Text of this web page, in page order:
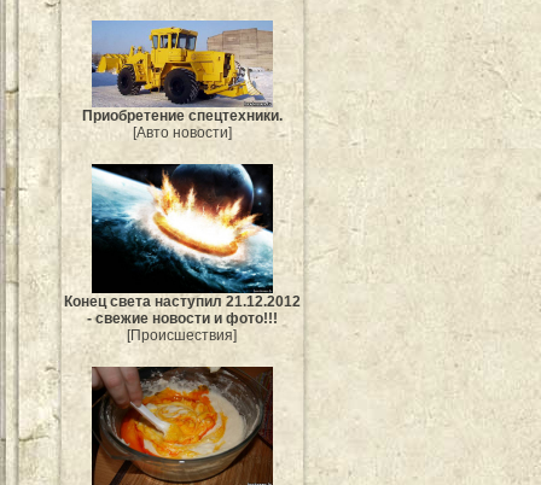
Приобретение спецтехники.
[Авто новости]
Конец света наступил 21.12.2012
- свежие новости и фото!!!
[Происшествия]